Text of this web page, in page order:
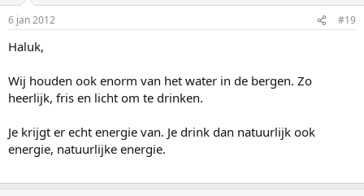
6 jan 2012 #19
Haluk,
Wij houden ook enorm van het water in de bergen. Zo
heerlijk, fris en licht om te drinken.
Je krijgt er echt energie van. Je drink dan natuurlijk ook
energie, natuurlijke energie.